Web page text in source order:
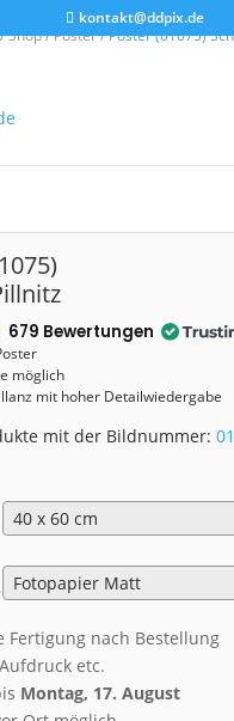
kontakt@ddpix.de
Shop/Poster/ Poster (01075)
679 Bewertungen
möglich
mit hoher Detailwiedergabe
mit der Bildnummer:
Fertigung nach Bestellung
etc.
Montag, 17. August